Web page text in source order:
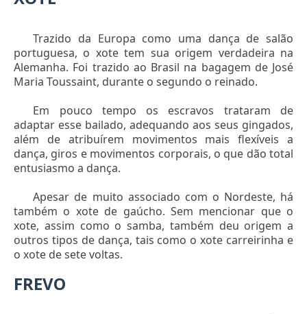
Trazido da Europa como uma dança de salão
portuguesa, o xote tem sua origem verdadeira na
Alemanha. Foi trazido ao Brasil na bagagem de José
Maria Toussaint, durante o segundo o reinado.
Em pouco tempo os escravos trataram de
adaptar esse bailado, adequando aos seus gingados,
além de atribuírem movimentos mais flexíveis a
dança, giros e movimentos corporais, o que dão total
entusiasmo a dança.
Apesar de muito associado com o Nordeste, há
também o xote de gaúcho. Sem mencionar que o
xote, assim como o samba, também deu origem a
outros tipos de dança, tais como o xote carreirinha e
o xote de sete voltas.
FREVO